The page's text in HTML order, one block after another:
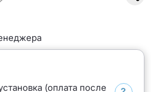
(оплата после